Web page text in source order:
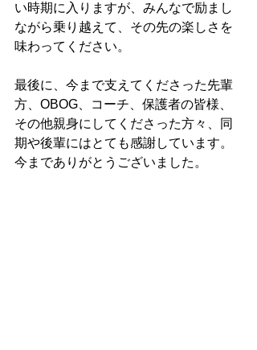
い時期に入りますが、みんなで励まし
ながら乗り越えて、その先の楽しさを
味わってください。
最後に、今まで支えてくださった先輩
方、OBOG、コーチ、保護者の皆様、
その他親身にしてくださった方々、同
期や後輩にはとても感謝しています。
今までありがとうございました。